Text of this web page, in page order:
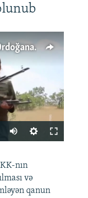
Türkiyənin dönüş nöqtəsi, ya Ərdoğana üçüncü şans: PKK ilə qəfil barışıq nə deməkdir?
480p
available
360p
480p
nın
və
qanun